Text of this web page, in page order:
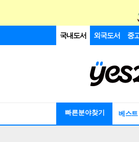
국내도서 외국도서 중
빠른분야찾기 베스트